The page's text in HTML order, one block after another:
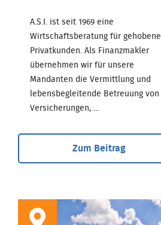
A.S.I. ist seit 1969 eine
Wirtschaftsberatung für gehobene
Privatkunden. Als Finanzmakler
übernehmen wir für unsere
Mandanten die Vermittlung und
lebensbegleitende Betreuung von
Versicherungen, ...
Zum Beitrag